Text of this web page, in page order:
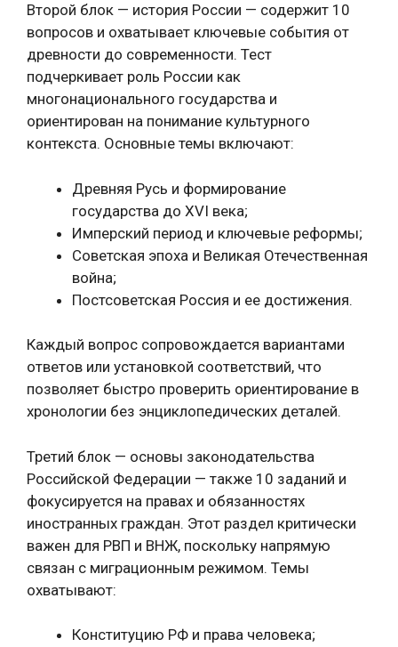
Второй блок — история России — содержит 10
вопросов и охватывает ключевые события от
древности до современности. Тест
подчеркивает роль России как
многонационального государства и
ориентирован на понимание культурного
контекста. Основные темы включают:
Древняя Русь и формирование
государства до XVI века;
Имперский период и ключевые реформы;
Советская эпоха и Великая Отечественная
война;
Постсоветская Россия и ее достижения.
Каждый вопрос сопровождается вариантами
ответов или установкой соответствий, что
позволяет быстро проверить ориентирование в
хронологии без энциклопедических деталей.
Третий блок — основы законодательства
Российской Федерации — также 10 заданий и
фокусируется на правах и обязанностях
иностранных граждан. Этот раздел критически
важен для РВП и ВНЖ, поскольку напрямую
связан с миграционным режимом. Темы
охватывают:
Конституцию РФ и права человека;